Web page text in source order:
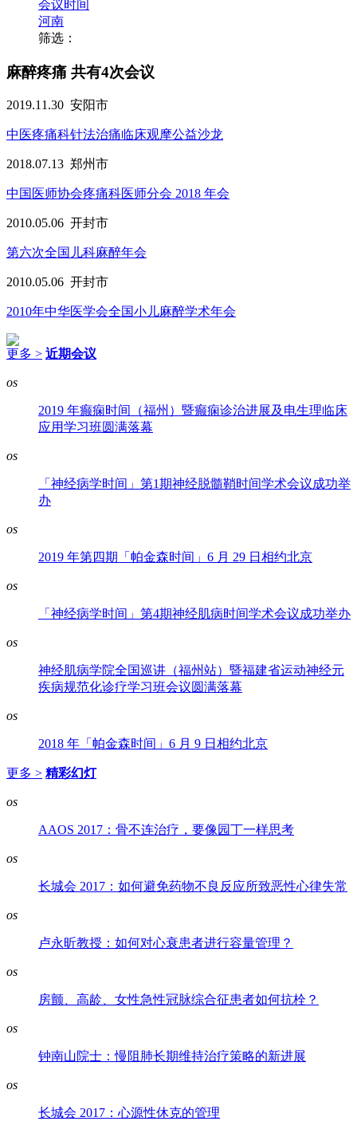
会议时间
河南
筛选：
麻醉疼痛 共有4次会议
2019.11.30 安阳市
中医疼痛科针法治痛临床观摩公益沙龙
2018.07.13 郑州市
中国医师协会疼痛科医师分会 2018 年会
2010.05.06 开封市
第六次全国儿科麻醉年会
2010.05.06 开封市
2010年中华医学会全国小儿麻醉学术年会
更多 > 近期会议
os
2019 年癫痫时间（福州）暨癫痫诊治进展及电生理临床
应用学习班圆满落幕
os
「神经病学时间」第1期神经脱髓鞘时间学术会议成功举
办
os
2019 年第四期「帕金森时间」6 月 29 日相约北京
os
「神经病学时间」第4期神经肌病时间学术会议成功举办
os
神经肌病学院全国巡讲（福州站）暨福建省运动神经元
疾病规范化诊疗学习班会议圆满落幕
os
2018 年「帕金森时间」6 月 9 日相约北京
更多 > 精彩幻灯
os
AAOS 2017：骨不连治疗，要像园丁一样思考
os
长城会 2017：如何避免药物不良反应所致恶性心律失常
os
卢永昕教授：如何对心衰患者进行容量管理？
os
房颤、高龄、女性急性冠脉综合征患者如何抗栓？
os
钟南山院士：慢阻肺长期维持治疗策略的新进展
os
长城会 2017：心源性休克的管理